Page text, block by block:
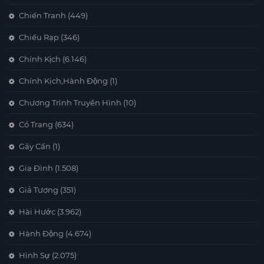
Chiến Tranh (449)
Chiếu Rạp (346)
Chính Kịch (6.146)
Chính Kịch,Hành Động (1)
Chương Trình Truyền Hình (10)
Cổ Trang (634)
Gây Cấn (1)
Gia Đình (1.508)
Giả Tượng (351)
Hài Hước (3.962)
Hành Động (4.674)
Hình Sự (2.075)